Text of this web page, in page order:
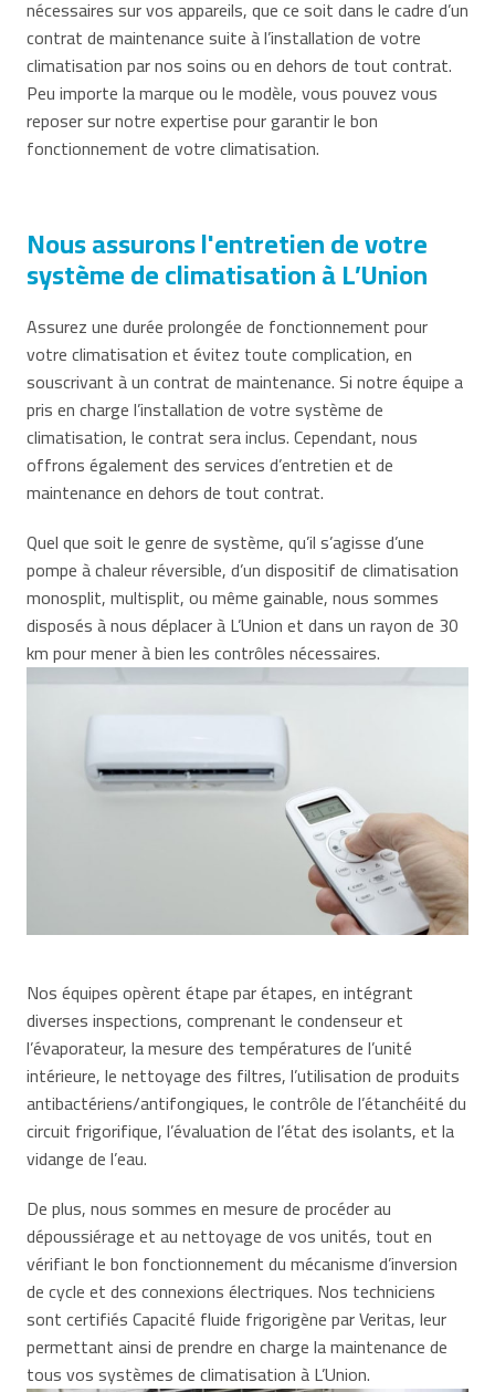
nécessaires sur vos appareils, que ce soit dans le cadre d’un
contrat de maintenance suite à l’installation de votre
climatisation par nos soins ou en dehors de tout contrat.
Peu importe la marque ou le modèle, vous pouvez vous
reposer sur notre expertise pour garantir le bon
fonctionnement de votre climatisation.
Nous assurons l'entretien de votre
système de climatisation à L’Union
Assurez une durée prolongée de fonctionnement pour
votre climatisation et évitez toute complication, en
souscrivant à un contrat de maintenance. Si notre équipe a
pris en charge l’installation de votre système de
climatisation, le contrat sera inclus. Cependant, nous
offrons également des services d’entretien et de
maintenance en dehors de tout contrat.
Quel que soit le genre de système, qu’il s’agisse d’une
pompe à chaleur réversible, d’un dispositif de climatisation
monosplit, multisplit, ou même gainable, nous sommes
disposés à nous déplacer à L’Union et dans un rayon de 30
km pour mener à bien les contrôles nécessaires.
Nos équipes opèrent étape par étapes, en intégrant
diverses inspections, comprenant le condenseur et
l’évaporateur, la mesure des températures de l’unité
intérieure, le nettoyage des filtres, l’utilisation de produits
antibactériens/antifongiques, le contrôle de l’étanchéité du
circuit frigorifique, l’évaluation de l’état des isolants, et la
vidange de l’eau.
De plus, nous sommes en mesure de procéder au
dépoussiérage et au nettoyage de vos unités, tout en
vérifiant le bon fonctionnement du mécanisme d’inversion
de cycle et des connexions électriques. Nos techniciens
sont certifiés Capacité fluide frigorigène par Veritas, leur
permettant ainsi de prendre en charge la maintenance de
tous vos systèmes de climatisation à L’Union.